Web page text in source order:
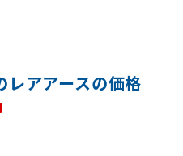
レアアースの価格